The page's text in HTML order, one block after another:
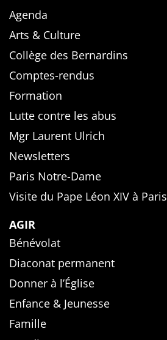
Agenda
Arts & Culture
Collège des Bernardins
Comptes-rendus
Formation
Lutte contre les abus
Mgr Laurent Ulrich
Newsletters
Paris Notre-Dame
Visite du Pape Léon XIV à Paris
AGIR
Bénévolat
Diaconat permanent
Donner à l’Église
Enfance & Jeunesse
Famille